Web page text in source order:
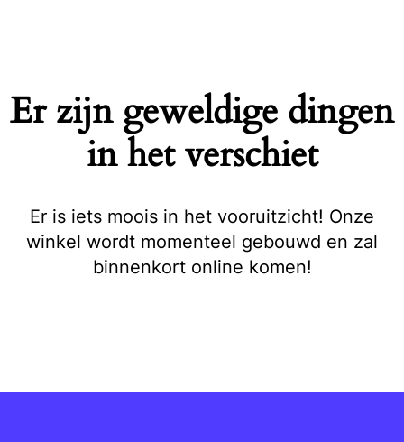
Er zijn geweldige dingen
in het verschiet
Er is iets moois in het vooruitzicht! Onze
winkel wordt momenteel gebouwd en zal
binnenkort online komen!